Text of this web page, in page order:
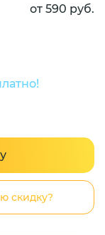
от 590 руб.
скидку?